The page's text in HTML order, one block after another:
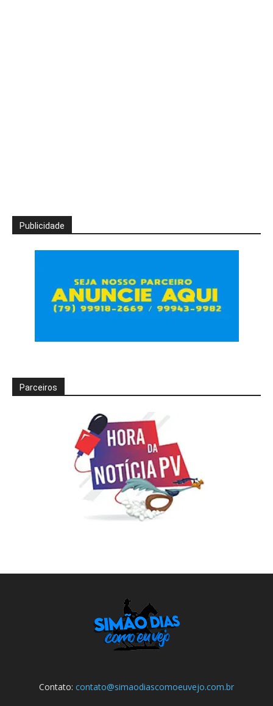
Publicidade
Parceiros
Contato: contato@simaodiascomoeuvejo.com.br